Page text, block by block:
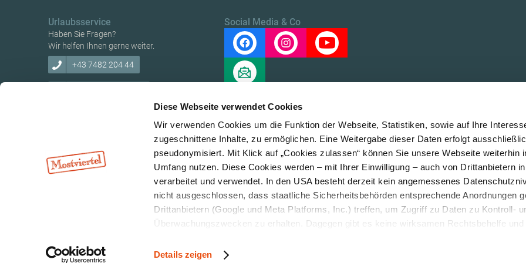
Diese Webseite verwendet Cookies
Wir verwenden Cookies um die Funktion der Webseite, Statistiken, sowie auf Ihre
zugeschnittene Inhalte, zu ermöglichen. Eine Weitergabe dieser Daten erfolgt
pseudonymisiert. Mit Klick auf „Cookies zulassen“ können Sie unsere Webseite weiterhin
Umfang nutzen. Diese Cookies werden – mit Ihrer Einwilligung – auch von Drittanbietern
verarbeitet und verwendet. In den USA besteht derzeit kein angemessenes
nicht ausgeschlossen, dass staatliche Sicherheitsbehörden entsprechende Anordnungen
Drittanbietern (Google und Meta Platforms, Inc.) treffen, um Zugriff zu Daten zu Kontroll-
Überwachungszwecken zu erhalten. Dagegen gibt es keine wirksamen Rechtsbehelfe und
personenbezogener Daten gewährt. Wir leiten nur Ihre IP-Adresse (in gekürzter Form,
Details zeigen
Urlaubsservice
Haben Sie Fragen?
Wir helfen Ihnen gerne weiter.
+43 7482 204 44
Social Media & Co
Copyright © Mostviertel Tourismus GmbH Über uns